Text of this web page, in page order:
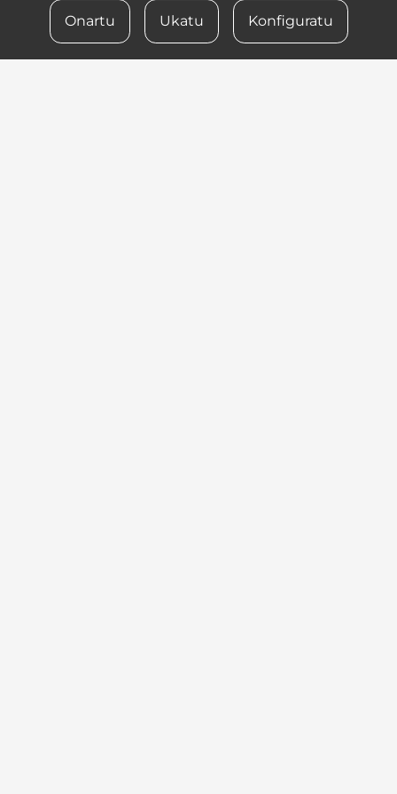
943 376 716
Onartu Ukatu Konfiguratu